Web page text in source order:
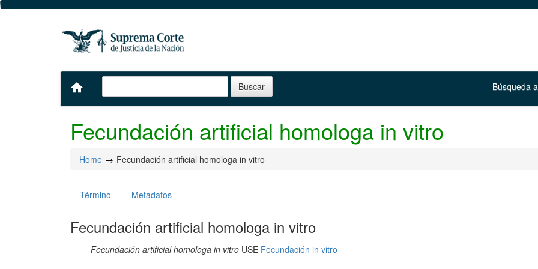
home Búsqueda
Fecundación artificial homologa in vitro
Home Fecundación artificial homologa in vitro
Término Metadatos
Fecundación artificial homologa in vitro
Fecundación artificial homologa in vitro USE Fecundación in vitro